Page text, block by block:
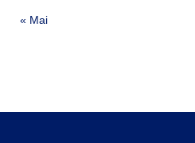
« Mai